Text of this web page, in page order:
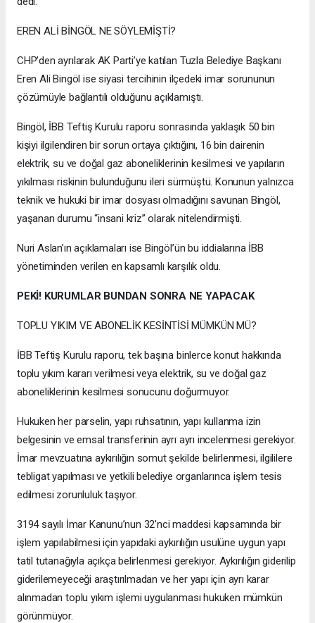
EREN ALİ BİNGÖL NE SÖYLEMİŞTİ?
CHP’den ayrılarak AK Parti’ye katılan Tuzla Belediye Başkanı
Eren Ali Bingöl ise siyasi tercihinin ilçedeki imar sorununun
çözümüyle bağlantılı olduğunu açıklamıştı.
Bingöl, İBB Teftiş Kurulu raporu sonrasında yaklaşık 50 bin
kişiyi ilgilendiren bir sorun ortaya çıktığını, 16 bin dairenin
elektrik, su ve doğal gaz aboneliklerinin kesilmesi ve yapıların
yıkılması riskinin bulunduğunu ileri sürmüştü. Konunun yalnızca
teknik ve hukuki bir imar dosyası olmadığını savunan Bingöl,
yaşanan durumu “insani kriz” olarak nitelendirmişti.
Nuri Aslan’ın açıklamaları ise Bingöl’ün bu iddialarına İBB
yönetiminden verilen en kapsamlı karşılık oldu.
PEKİ! KURUMLAR BUNDAN SONRA NE YAPACAK
TOPLU YIKIM VE ABONELİK KESİNTİSİ MÜMKÜN MÜ?
İBB Teftiş Kurulu raporu, tek başına binlerce konut hakkında
toplu yıkım kararı verilmesi veya elektrik, su ve doğal gaz
aboneliklerinin kesilmesi sonucunu doğurmuyor.
Hukuken her parselin, yapı ruhsatının, yapı kullanma izin
belgesinin ve emsal transferinin ayrı ayrı incelenmesi gerekiyor.
İmar mevzuatına aykırılığın somut şekilde belirlenmesi, ilgililere
tebligat yapılması ve yetkili belediye organlarınca işlem tesis
edilmesi zorunluluk taşıyor.
3194 sayılı İmar Kanunu’nun 32’nci maddesi kapsamında bir
işlem yapılabilmesi için yapıdaki aykırılığın usulüne uygun yapı
tatil tutanağıyla açıkça belirlenmesi gerekiyor. Aykırılığın giderilip
giderilemeyeceği araştırılmadan ve her yapı için ayrı karar
alınmadan toplu yıkım işlemi uygulanması hukuken mümkün
görünmüyor.